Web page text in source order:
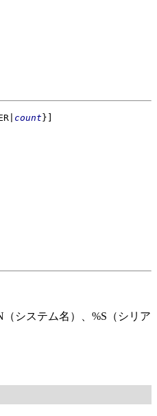
count }]
システム名）、%S（シリア